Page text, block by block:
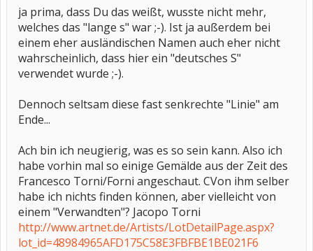
ja prima, dass Du das weißt, wusste nicht mehr,
welches das "lange s" war ;-). Ist ja außerdem bei
einem eher ausländischen Namen auch eher nicht
wahrscheinlich, dass hier ein "deutsches S"
verwendet wurde ;-).
Dennoch seltsam diese fast senkrechte "Linie" am
Ende...
Ach bin ich neugierig, was es so sein kann. Also ich
habe vorhin mal so einige Gemälde aus der Zeit des
Francesco Torni/Forni angeschaut. CVon ihm selber
habe ich nichts finden können, aber vielleicht von
einem "Verwandten"? Jacopo Torni
http://www.artnet.de/Artists/LotDetailPage.aspx?
lot_id=48984965AFD175C58E3FBFBE1BE021F6